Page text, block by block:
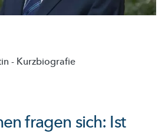
- Kurzbiografie
fragen sich: Ist